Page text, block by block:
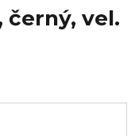
černý, vel.